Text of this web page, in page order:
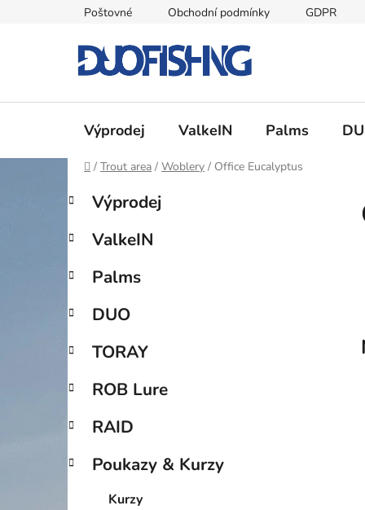
Poštovné Obchodní podmínky GDPR
Výprodej ValkeIN Palms
Domů
/ Trout area / Woblery / Office Eucalyptus
P
s
r
n
n
í
p
n
l
Přeskočit
kategorie
K
a
e
o
i
Výprodej
ValkeIN
Palms
DUO
TORAY
ROB Lure
RAID
Poukazy & Kurzy
Kurzy